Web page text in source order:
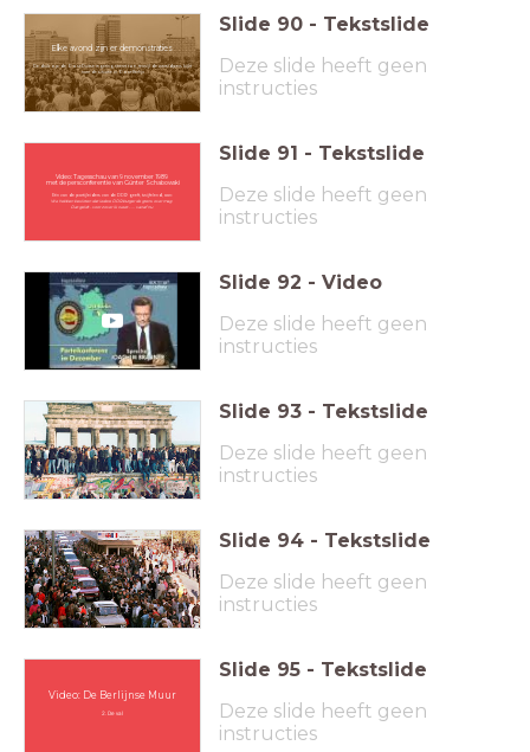
Elke avond zijn er demonstraties
De druk op de Oost-Duitse regering neemt toe, terwijl de wereldpers kijkt
naar de situatie in Oost-Berlijn
Slide 90 - Tekstslide
Deze slide heeft geen
instructies
Video: Tagesschau van 9 november 1989
met de persconferentie van Günter Schabowski
Eén van de partijleiders van de DDR geeft, twijfelend, aan:
We hebben besloten dat iedere DDR-burger de grens over mag.
Dat geldt - voor zover ik weet - ... vanaf nu.
Slide 91 - Tekstslide
Deze slide heeft geen
instructies
Slide 92 - Video
Deze slide heeft geen
instructies
Slide 93 - Tekstslide
Deze slide heeft geen
instructies
Slide 94 - Tekstslide
Deze slide heeft geen
instructies
Video: De Berlijnse Muur
2. De val
Slide 95 - Tekstslide
Deze slide heeft geen
instructies